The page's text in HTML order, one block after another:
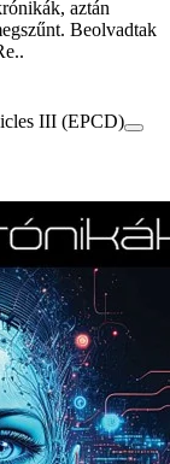
aztán
Beolvadtak
III (EPCD)